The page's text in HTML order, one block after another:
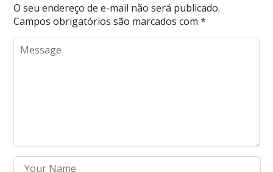
O seu endereço de e-mail não será publicado.
Campos obrigatórios são marcados com*